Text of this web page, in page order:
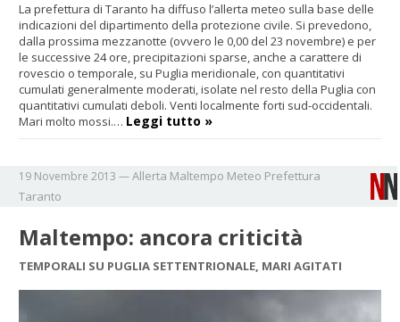
La prefettura di Taranto ha diffuso l’allerta meteo sulla base delle
indicazioni del dipartimento della protezione civile. Si prevedono,
dalla prossima mezzanotte (ovvero le 0,00 del 23 novembre) e per
le successive 24 ore, precipitazioni sparse, anche a carattere di
rovescio o temporale, su Puglia meridionale, con quantitativi
cumulati generalmente moderati, isolate nel resto della Puglia con
quantitativi cumulati deboli. Venti localmente forti sud-occidentali.
Mari molto mossi.… Leggi tutto »
19 Novembre 2013 —Allerta Maltempo Meteo Prefettura
Taranto
Maltempo: ancora criticità
TEMPORALI SU PUGLIA SETTENTRIONALE, MARI AGITATI